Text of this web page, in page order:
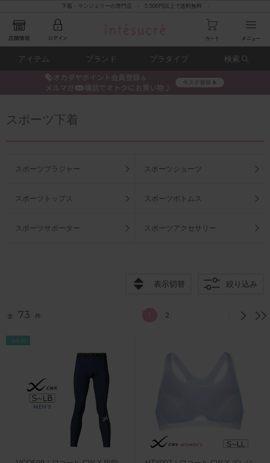
下着・ランジェリーの専門店 - 5,500円以上で送料無料 -
アイテム ブランド ブラタイプ 検索
スポーツ下着
スポーツブラジャー スポーツショーツ
スポーツトップス スポーツボトムス
スポーツサポーター スポーツアクセサリー
表示切替 絞り込み
全 73 件 1 2
NEW